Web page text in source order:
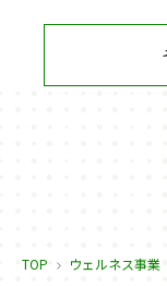
東急リゾートタウ
「蓼科カラマツ
しをつなぐ地域
2026.04.06
TOP ウェルネス事業